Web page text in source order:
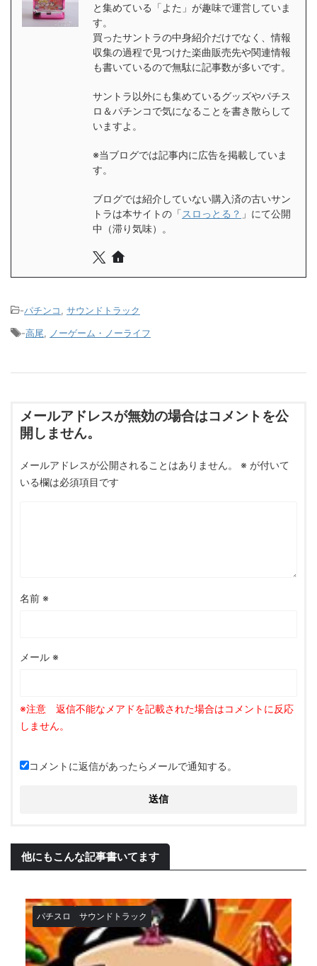
と集めている「よた」が趣味で運営していま
す。
買ったサントラの中身紹介だけでなく、情報
収集の過程で見つけた楽曲販売先や関連情報
も書いているので無駄に記事数が多いです。
サントラ以外にも集めているグッズやパチス
ロ＆パチンコで気になることを書き散らして
いますよ。
※当ブログでは記事内に広告を掲載していま
す。
ブログでは紹介していない購入済の古いサン
トラは本サイトの「スロっとる？ 」にて公開
中（滞り気味）。
-パチンコ
サウンドトラック
-高尾 ノーゲーム・ノーライフ
メールアドレスが無効の場合はコメントを公
開しません。
メールアドレスが公開されることはありません。 ※ が付いて
いる欄は必須項目です
名前 ※
メール ※
コメントに返信があったらメールで通知する。
他にもこんな記事書いてます
パチスロ サウンドトラック